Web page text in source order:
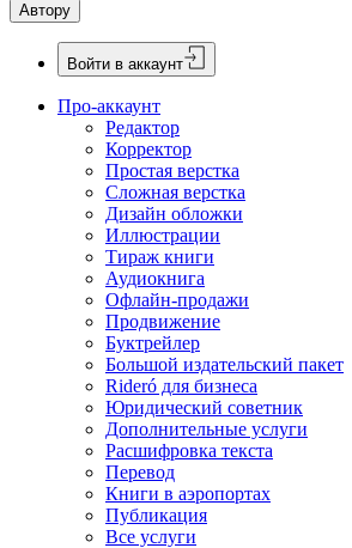
Автору
Войти в аккаунт
Про-аккаунт
Редактор
Корректор
Простая верстка
Сложная верстка
Дизайн обложки
Иллюстрации
Тираж книги
Аудиокнига
Офлайн-продажи
Продвижение
Буктрейлер
Большой издательский пакет
Rideró для бизнеса
Юридический советник
Дополнительные услуги
Расшифровка текста
Перевод
Книги в аэропортах
Публикация
Все услуги